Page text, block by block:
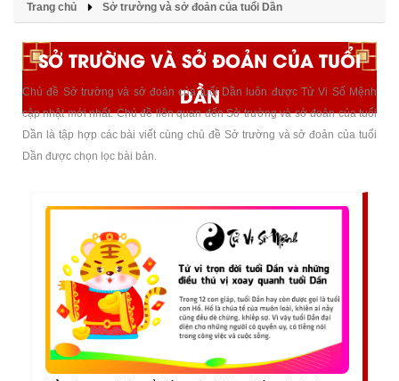
Trang chủ Sở trường và sở đoản của tuổi Dần
SỞ TRƯỜNG VÀ SỞ ĐOẢN CỦA TUỔI
DẦN
Chủ đề Sở trường và sở đoản của tuổi Dần luôn được Tử Vi Số Mệnh
cập nhật mới nhất. Chủ đề liên quan đến Sở trường và sở đoản của tuổi
Dần là tập hợp các bài viết cùng chủ đề Sở trường và sở đoản của tuổi
Dần được chọn lọc bài bản.